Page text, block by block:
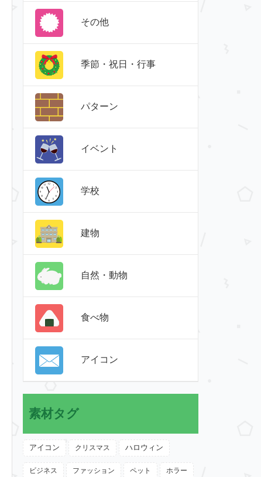
その他
季節・祝日・行事
パターン
イベント
学校
建物
自然・動物
食べ物
アイコン
素材タグ
アイコン クリスマス ハロウィン
ビジネス ファッション ペット ホラー